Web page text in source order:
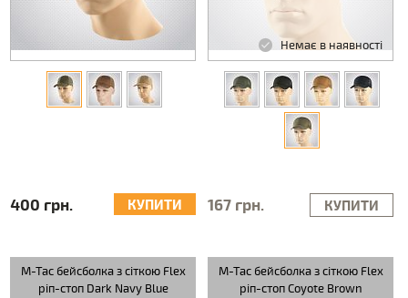
400 грн. КУПИТИ
Немає в наявності
167 грн. КУПИТИ
M-Tac бейсболка з сіткою Flex
ріп-стоп Dark Navy Blue
M-Tac бейсболка з сіткою Flex
ріп-стоп Coyote Brown